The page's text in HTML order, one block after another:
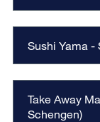
Sushi Yama -
Take Away
Schengen)